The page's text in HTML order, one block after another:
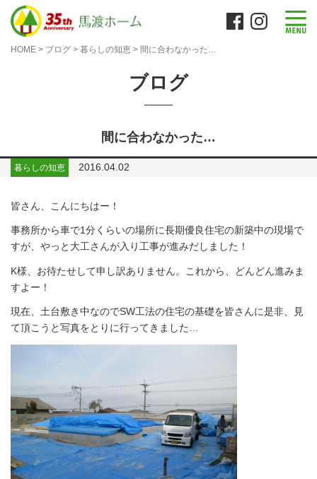
HOME > ブログ > 暮らしの知恵 > 間に合わなかった…
ブログ
間に合わなかった…
暮らしの知恵 2016.04.02
皆さん、こんにちはー！
事務所から車で1分くらいの場所に長期優良住宅の新築中の現場で
すが、やっと大工さんが入り工事が進みだしました！
K様、お待たせして申し訳ありません。これから、どんどん進みま
すよー！
現在、土台敷き中なのでSW工法の住宅の基礎を皆さんに是非、見
て頂こうと写真をとりに行ってきました…